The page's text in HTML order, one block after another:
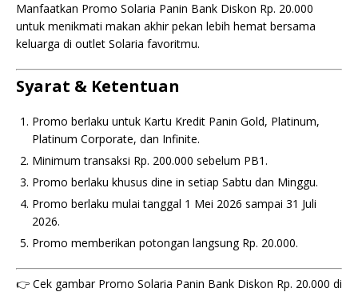
Manfaatkan Promo Solaria Panin Bank Diskon Rp. 20.000
untuk menikmati makan akhir pekan lebih hemat bersama
keluarga di outlet Solaria favoritmu.
Syarat & Ketentuan
Promo berlaku untuk Kartu Kredit Panin Gold, Platinum,
Platinum Corporate, dan Infinite.
Minimum transaksi Rp. 200.000 sebelum PB1.
Promo berlaku khusus dine in setiap Sabtu dan Minggu.
Promo berlaku mulai tanggal 1 Mei 2026 sampai 31 Juli
2026.
Promo memberikan potongan langsung Rp. 20.000.
👉 Cek gambar Promo Solaria Panin Bank Diskon Rp. 20.000 di